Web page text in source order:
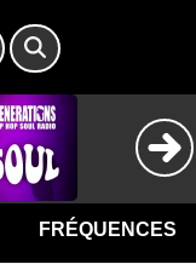
FRÉQUENCES